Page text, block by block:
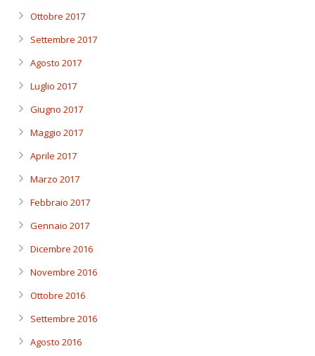
Ottobre 2017
Settembre 2017
Agosto 2017
Luglio 2017
Giugno 2017
Maggio 2017
Aprile 2017
Marzo 2017
Febbraio 2017
Gennaio 2017
Dicembre 2016
Novembre 2016
Ottobre 2016
Settembre 2016
Agosto 2016